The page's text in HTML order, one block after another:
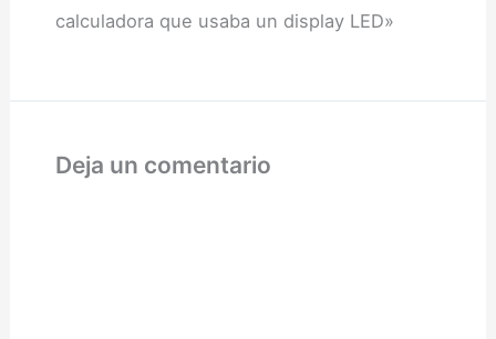
calculadora que usaba un display LED»
Deja un comentario